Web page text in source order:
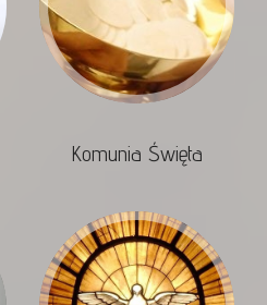
Komunia Święta